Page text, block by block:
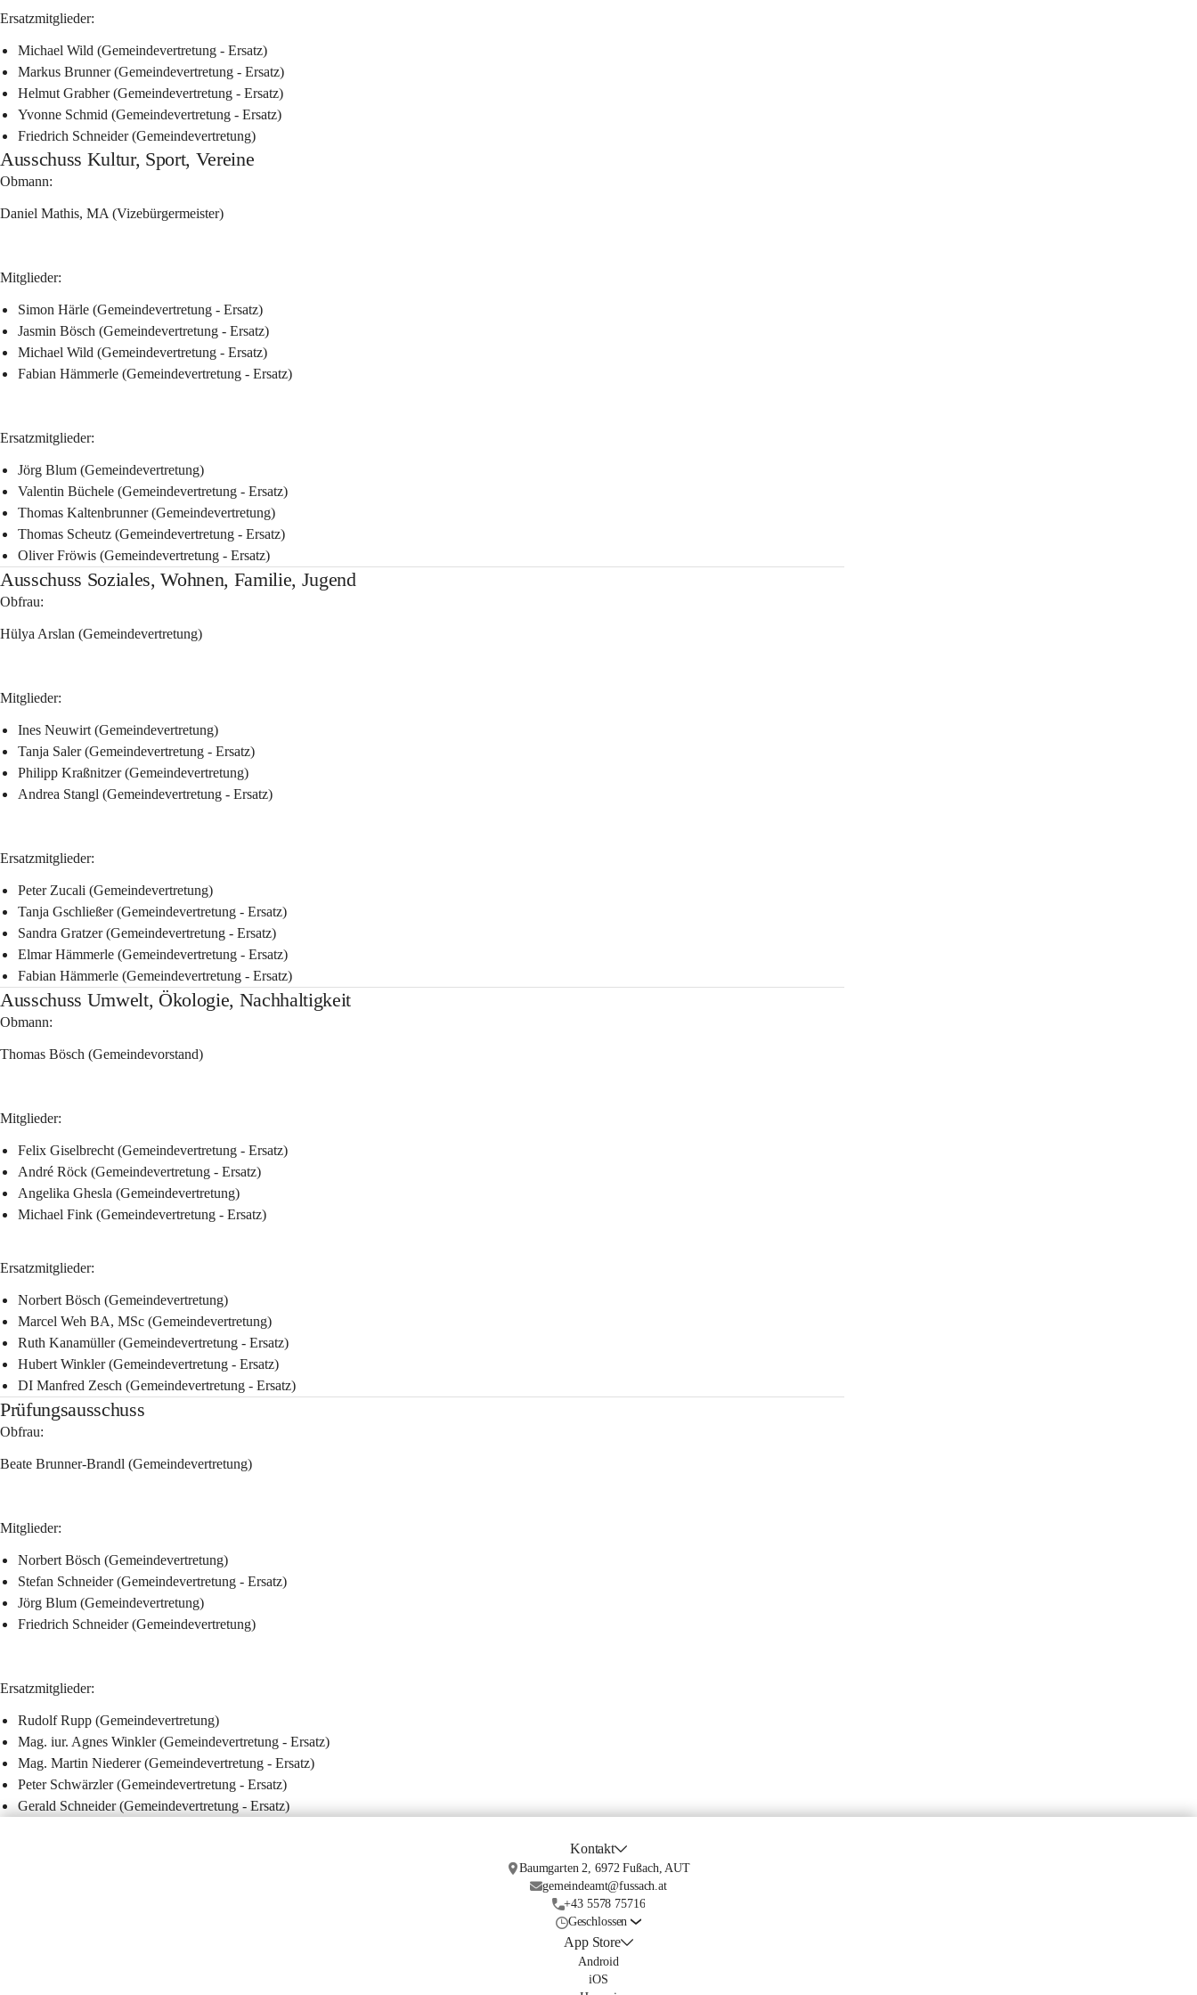
Ersatzmitglieder:
Michael Wild (Gemeindevertretung - Ersatz)
Markus Brunner (Gemeindevertretung - Ersatz)
Helmut Grabher (Gemeindevertretung - Ersatz)
Yvonne Schmid (Gemeindevertretung - Ersatz)
Friedrich Schneider (Gemeindevertretung)
Ausschuss Kultur, Sport, Vereine
Obmann:
Daniel Mathis, MA (Vizebürgermeister)
Mitglieder:
Simon Härle (Gemeindevertretung - Ersatz)
Jasmin Bösch (Gemeindevertretung - Ersatz)
Michael Wild (Gemeindevertretung - Ersatz)
Fabian Hämmerle (Gemeindevertretung - Ersatz)
Ersatzmitglieder:
Jörg Blum (Gemeindevertretung)
Valentin Büchele (Gemeindevertretung - Ersatz)
Thomas Kaltenbrunner (Gemeindevertretung)
Thomas Scheutz (Gemeindevertretung - Ersatz)
Oliver Fröwis (Gemeindevertretung - Ersatz)
Ausschuss Soziales, Wohnen, Familie, Jugend
Obfrau:
Hülya Arslan (Gemeindevertretung)
Mitglieder:
Ines Neuwirt (Gemeindevertretung)
Tanja Saler (Gemeindevertretung - Ersatz)
Philipp Kraßnitzer (Gemeindevertretung)
Andrea Stangl (Gemeindevertretung - Ersatz)
Ersatzmitglieder:
Peter Zucali (Gemeindevertretung)
Tanja Gschließer (Gemeindevertretung - Ersatz)
Sandra Gratzer (Gemeindevertretung - Ersatz)
Elmar Hämmerle (Gemeindevertretung - Ersatz)
Fabian Hämmerle (Gemeindevertretung - Ersatz)
Ausschuss Umwelt, Ökologie, Nachhaltigkeit
Obmann:
Thomas Bösch (Gemeindevorstand)
Mitglieder:
Felix Giselbrecht (Gemeindevertretung - Ersatz)
André Röck (Gemeindevertretung - Ersatz)
Angelika Ghesla (Gemeindevertretung)
Michael Fink (Gemeindevertretung - Ersatz)
Ersatzmitglieder:
Norbert Bösch (Gemeindevertretung)
Marcel Weh BA, MSc (Gemeindevertretung)
Ruth Kanamüller (Gemeindevertretung - Ersatz)
Hubert Winkler (Gemeindevertretung - Ersatz)
DI Manfred Zesch (Gemeindevertretung - Ersatz)
Prüfungsausschuss
Obfrau:
Beate Brunner-Brandl (Gemeindevertretung)
Mitglieder:
Norbert Bösch (Gemeindevertretung)
Stefan Schneider (Gemeindevertretung - Ersatz)
Jörg Blum (Gemeindevertretung)
Friedrich Schneider (Gemeindevertretung)
Ersatzmitglieder:
Rudolf Rupp (Gemeindevertretung)
Mag. iur. Agnes Winkler (Gemeindevertretung - Ersatz)
Mag. Martin Niederer (Gemeindevertretung - Ersatz)
Peter Schwärzler (Gemeindevertretung - Ersatz)
Gerald Schneider (Gemeindevertretung - Ersatz)
Kontakt
Baumgarten 2, 6972 Fußach, AUT
gemeindeamt@fussach.at
+43 5578 75716
Geschlossen
App Store
Android
iOS